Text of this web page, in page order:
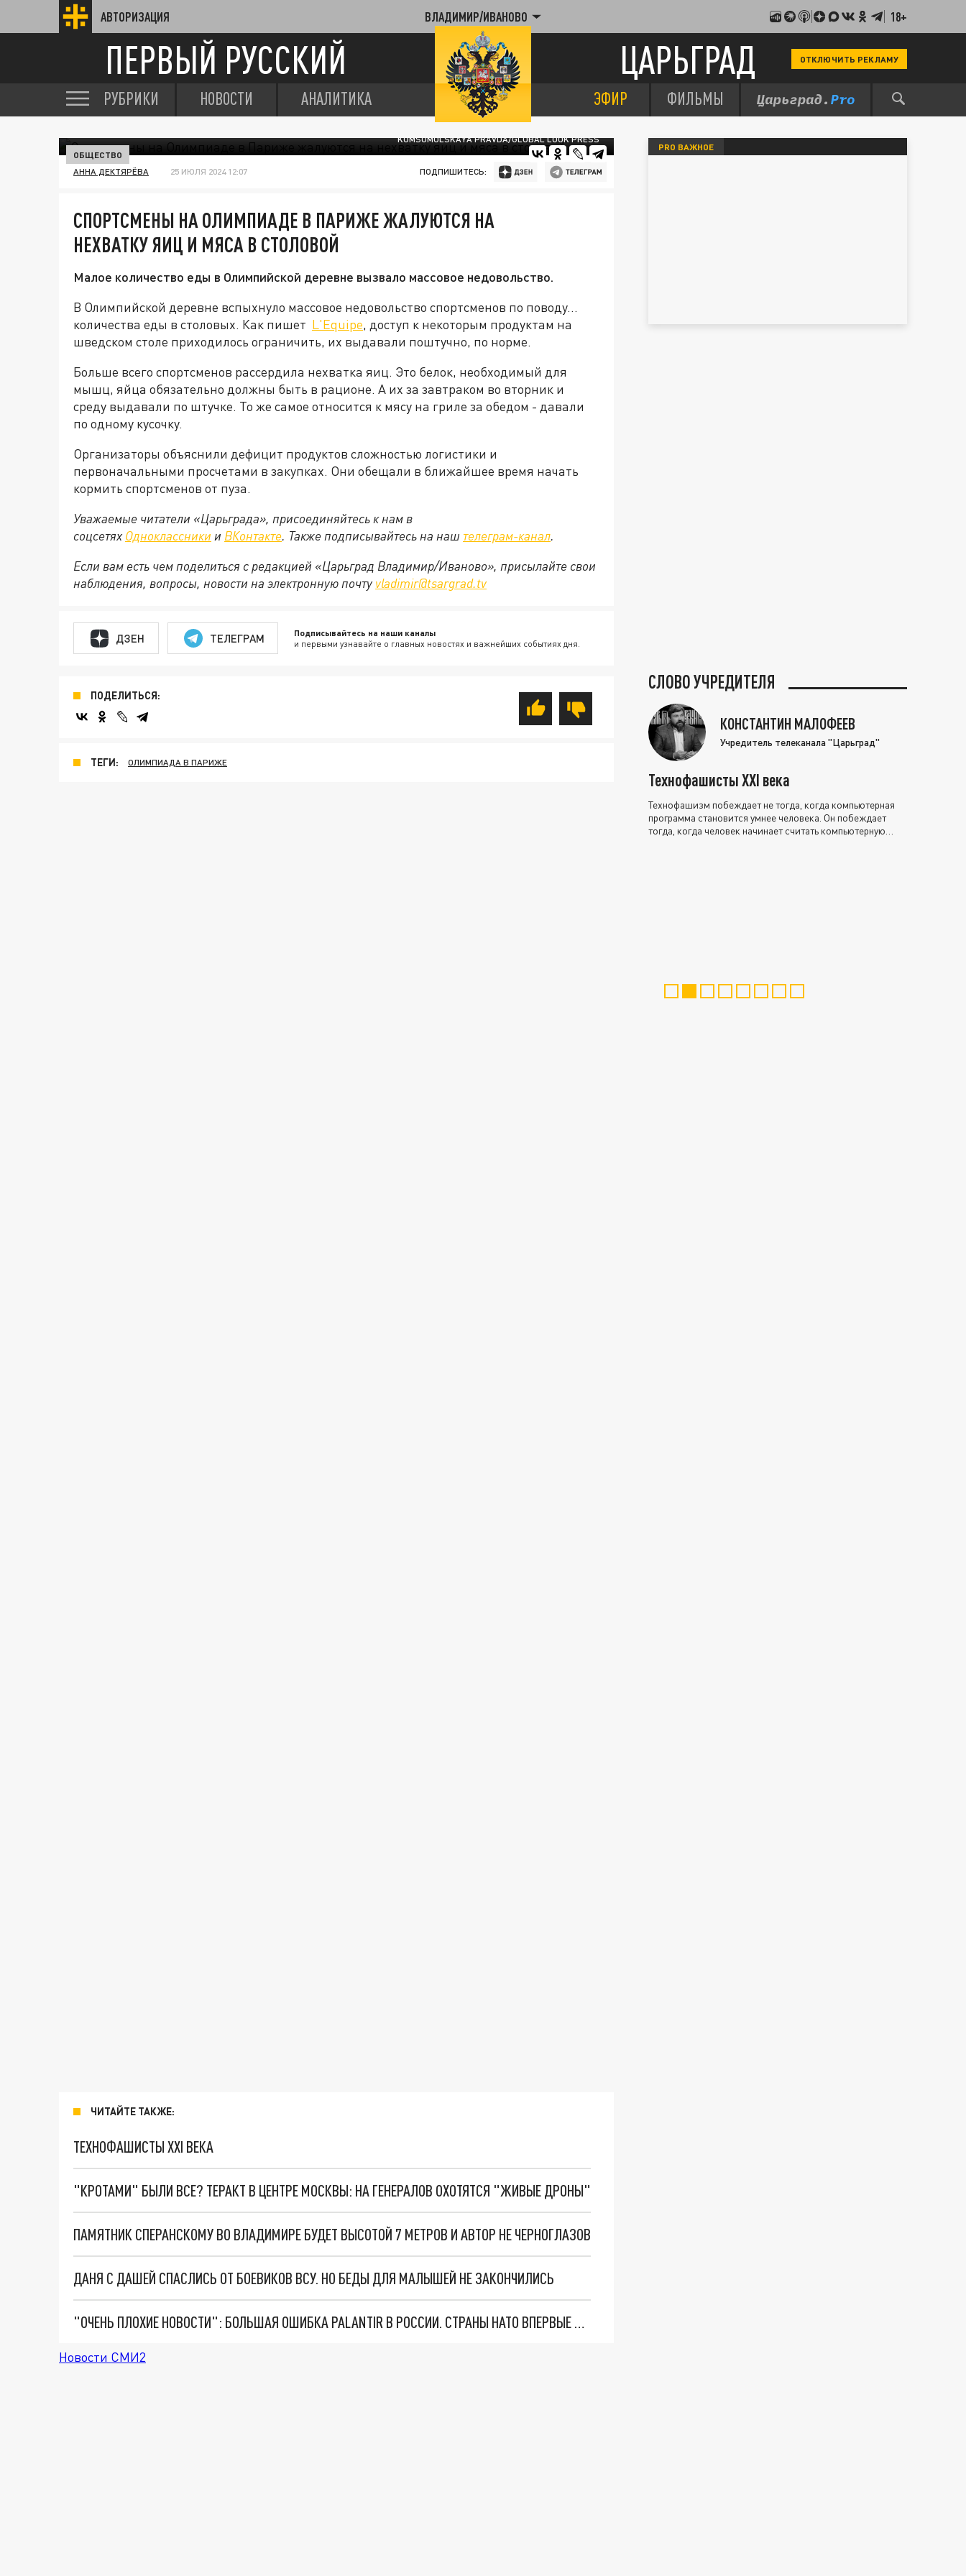
АВТОРИЗАЦИЯ ВЛАДИМИР/ИВАНОВО 18+
ПЕРВЫЙ РУССКИЙ ЦАРЬГРАД ОТКЛЮЧИТЬ РЕКЛАМУ
РУБРИКИ НОВОСТИ АНАЛИТИКА ЭФИР ФИЛЬМЫ
KOMSOMOLSKAYA PRAVDA/GLOBAL LOOK PRESS
ОБЩЕСТВО
АННА ДЕКТЯРЁВА 25 ИЮЛЯ 2024 12:07 ПОДПИШИТЕСЬ:
СПОРТСМЕНЫ НА ОЛИМПИАДЕ В ПАРИЖЕ ЖАЛУЮТСЯ НА
НЕХВАТКУ ЯИЦ И МЯСА В СТОЛОВОЙ
Малое количество еды в Олимпийской деревне вызвало массовое недовольство.
В Олимпийской деревне вспыхнуло массовое недовольство спортсменов по поводу...
количества еды в столовых. Как пишет L'Equipe, доступ к некоторым продуктам на
шведском столе приходилось ограничить, их выдавали поштучно, по норме.
Больше всего спортсменов рассердила нехватка яиц. Это белок, необходимый для
мышц, яйца обязательно должны быть в рационе. А их за завтраком во вторник и
среду выдавали по штучке. То же самое относится к мясу на гриле за обедом - давали
по одному кусочку.
Организаторы объяснили дефицит продуктов сложностью логистики и
первоначальными просчетами в закупках. Они обещали в ближайшее время начать
кормить спортсменов от пуза.
Уважаемые читатели «Царьграда», присоединяйтесь к нам в
соцсетях Одноклассники и ВКонтакте. Также подписывайтесь на наш телеграм-канал.
Если вам есть чем поделиться с редакцией «Царьград Владимир/Иваново», присылайте свои
наблюдения, вопросы, новости на электронную почту vladimir@tsargrad.tv
ДЗЕН ТЕЛЕГРАМ Подписывайтесь на наши каналы
и первыми узнавайте о главных новостях и важнейших событиях дня.
ПОДЕЛИТЬСЯ:
ТЕГИ: ОЛИМПИАДА В ПАРИЖЕ
ЧИТАЙТЕ ТАКЖЕ:
ТЕХНОФАШИСТЫ XXI ВЕКА
"КРОТАМИ" БЫЛИ ВСЕ? ТЕРАКТ В ЦЕНТРЕ МОСКВЫ: НА ГЕНЕРАЛОВ ОХОТЯТСЯ "ЖИВЫЕ ДРОНЫ"
ПАМЯТНИК СПЕРАНСКОМУ ВО ВЛАДИМИРЕ БУДЕТ ВЫСОТОЙ 7 МЕТРОВ И АВТОР НЕ ЧЕРНОГЛАЗОВ
ДАНЯ С ДАШЕЙ СПАСЛИСЬ ОТ БОЕВИКОВ ВСУ. НО БЕДЫ ДЛЯ МАЛЫШЕЙ НЕ ЗАКОНЧИЛИСЬ
"ОЧЕНЬ ПЛОХИЕ НОВОСТИ": БОЛЬШАЯ ОШИБКА PALANTIR В РОССИИ. СТРАНЫ НАТО ВПЕРВЫЕ ЗА СВО ОСТАНОВИЛИ ПОСТАВКИ ОРУЖИЯ. ВСУ ТЕРЯЮТ ПРИГРАНИЧЬЕ?
Новости СМИ2
PRO ВАЖНОЕ
СЛОВО УЧРЕДИТЕЛЯ
КОНСТАНТИН МАЛОФЕЕВ
Учредитель телеканала "Царьград"
Технофашисты XXI века
Технофашизм побеждает не тогда, когда компьютерная
программа становится умнее человека. Он побеждает
тогда, когда человек начинает считать компьютерную